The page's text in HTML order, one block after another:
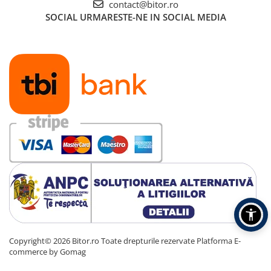
contact@bitor.ro
SOCIAL URMARESTE-NE IN SOCIAL MEDIA
Copyright© 2026 Bitor.ro Toate drepturile rezervate Platforma E-
commerce by Gomag